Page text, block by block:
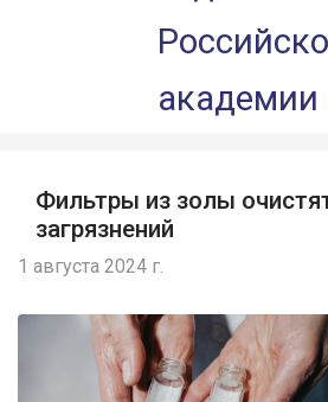
академии
Фильтры из золы
загрязнений
1 августа 2024 г.